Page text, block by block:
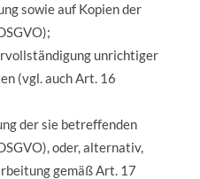
sowie auf Kopien der
unrichtiger
(vgl. auch Art. 16
der sie betreffenden
oder, alternativ,
gemäß Art. 17